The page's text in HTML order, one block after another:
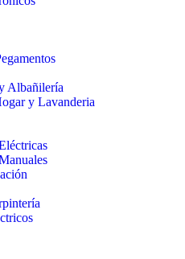
Albañilería
y Lavanderia